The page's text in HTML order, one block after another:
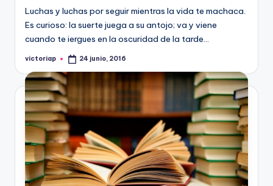
Luchas y luchas por seguir mientras la vida te machaca.
Es curioso: la suerte juega a su antojo; va y viene
cuando te iergues en la oscuridad de la tarde…
Publicado
victoriap 24 junio, 2016